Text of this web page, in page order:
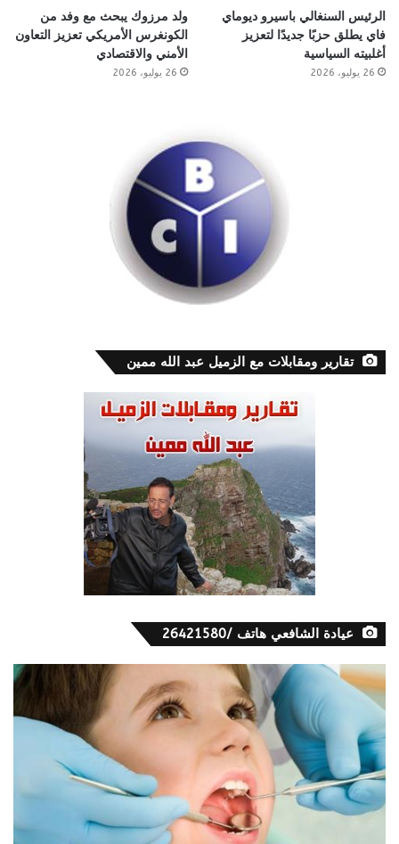
الرئيس السنغالي باسيرو ديوماي
فاي يطلق حزبًا جديدًا لتعزيز
أغلبيته السياسية
26 يوليو، 2026
ولد مرزوك يبحث مع وفد من
الكونغرس الأمريكي تعزيز التعاون
الأمني والاقتصادي
26 يوليو، 2026
تقارير ومقابلات مع الزميل عبد الله ممين
عيادة الشافعي هاتف /26421580